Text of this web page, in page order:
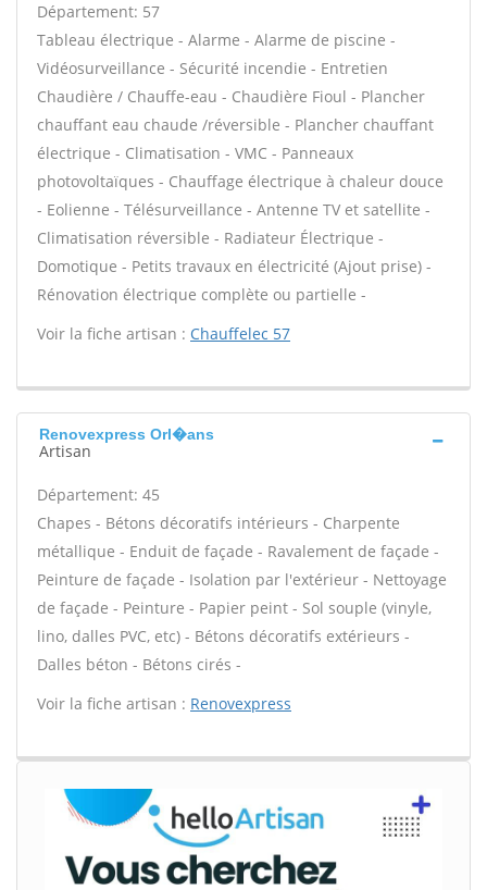
Département: 57
Tableau électrique - Alarme - Alarme de piscine -
Vidéosurveillance - Sécurité incendie - Entretien
Chaudière / Chauffe-eau - Chaudière Fioul - Plancher
chauffant eau chaude /réversible - Plancher chauffant
électrique - Climatisation - VMC - Panneaux
photovoltaïques - Chauffage électrique à chaleur douce
- Eolienne - Télésurveillance - Antenne TV et satellite -
Climatisation réversible - Radiateur Électrique -
Domotique - Petits travaux en électricité (Ajout prise) -
Rénovation électrique complète ou partielle -
Voir la fiche artisan : Chauffelec 57
Renovexpress Orl�ans
Artisan
Département: 45
Chapes - Bétons décoratifs intérieurs - Charpente
métallique - Enduit de façade - Ravalement de façade -
Peinture de façade - Isolation par l'extérieur - Nettoyage
de façade - Peinture - Papier peint - Sol souple (vinyle,
lino, dalles PVC, etc) - Bétons décoratifs extérieurs -
Dalles béton - Bétons cirés -
Voir la fiche artisan : Renovexpress